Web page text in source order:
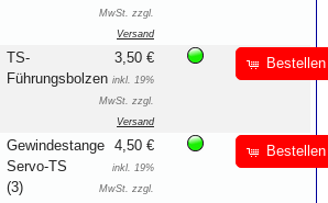
MwSt. zzgl.
Versand
TS-
Führungsbolzen
3,50 €
inkl. 19%
MwSt. zzgl.
Versand
Bestellen
Gewindestange
Servo-TS
(3)
4,50 €
inkl. 19%
MwSt. zzgl.
Bestellen